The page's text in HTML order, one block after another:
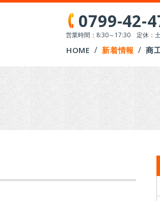
0799-42-
営業時間：8:30～17:30 定休：
HOME 新着情報 商